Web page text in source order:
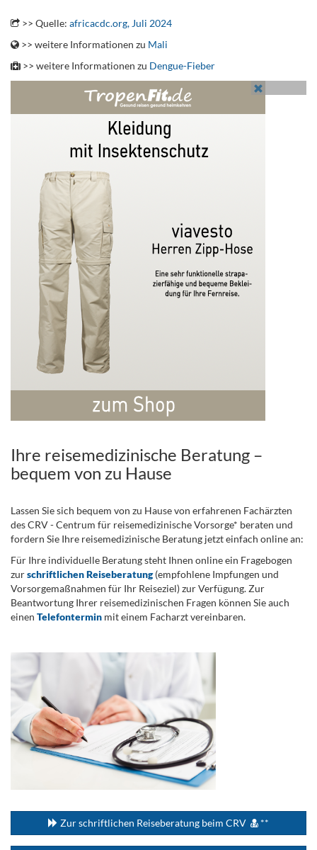
>> Quelle: africacdc.org, Juli 2024
>> weitere Informationen zu Mali
>> weitere Informationen zu Dengue-Fieber
Ihre reisemedizinische Beratung –
bequem von zu Hause
Lassen Sie sich bequem von zu Hause von erfahrenen Fachärzten
des CRV - Centrum für reisemedizinische Vorsorge* beraten und
fordern Sie Ihre reisemedizinische Beratung jetzt einfach online an:
Für Ihre individuelle Beratung steht Ihnen online ein Fragebogen
zurschriftlichen Reiseberatung(empfohlene Impfungen und
Vorsorgemaßnahmen für Ihr Reiseziel) zur Verfügung. Zur
Beantwortung Ihrer reisemedizinischen Fragen können Sie auch
einen Telefontermin mit einem Facharzt vereinbaren.
Zur schriftlichen Reiseberatung beim CRV **